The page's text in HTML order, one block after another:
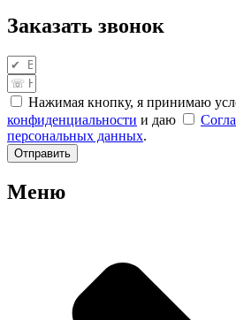
Заказать звонок
Нажимая кнопку, я принимаю
конфиденциальности и даю
персональных данных.
Отправить
Меню